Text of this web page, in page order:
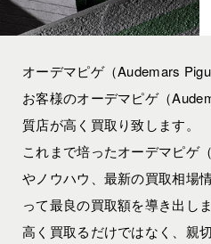
オーデマピゲ（Audemars
お客様のオーデマピゲ（
質店が高く買取り致します。
これまで培ったオーデマピゲ
やノウハウ、最新の買取相場
って最良の買取額を導き出しま
高く買取るだけではなく、親